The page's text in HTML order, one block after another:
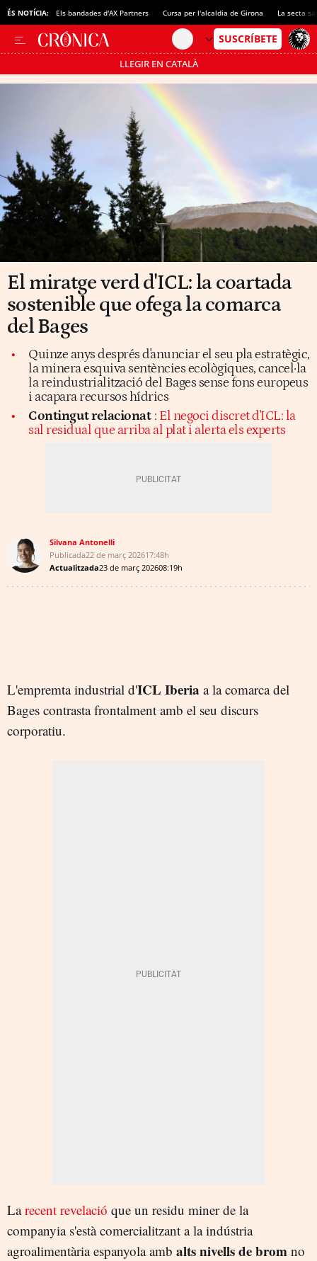
ÉS NOTÍCIA: Els bandades d'AX Partners Cursa per l'alcaldia de Girona La secta
LLEGIR EN CATALÀ
Passa’t al mode estalvi
El miratge verd d'ICL: la coartada
sostenible que ofega la comarca
del Bages
Quinze anys després d'anunciar el seu pla estratègic,
la minera esquiva sentències ecològiques, cancel·la
la reindustrialització del Bages sense fons europeus
i acapara recursos hídrics
Contingut relacionat : El negoci discret d'ICL: la
sal residual que arriba al plat i alerta els experts
Silvana Antonelli
Publicada22 de març 202617:48h
Actualitzada23 de març 202608:19h
L'empremta industrial d'ICL Iberia a la comarca del
Bages contrasta frontalment amb el seu discurs
corporatiu.
Larecent revelació que un residu miner de la
companyia s'està comercialitzant a la indústria
agroalimentària espanyola amb alts nivells de brom no